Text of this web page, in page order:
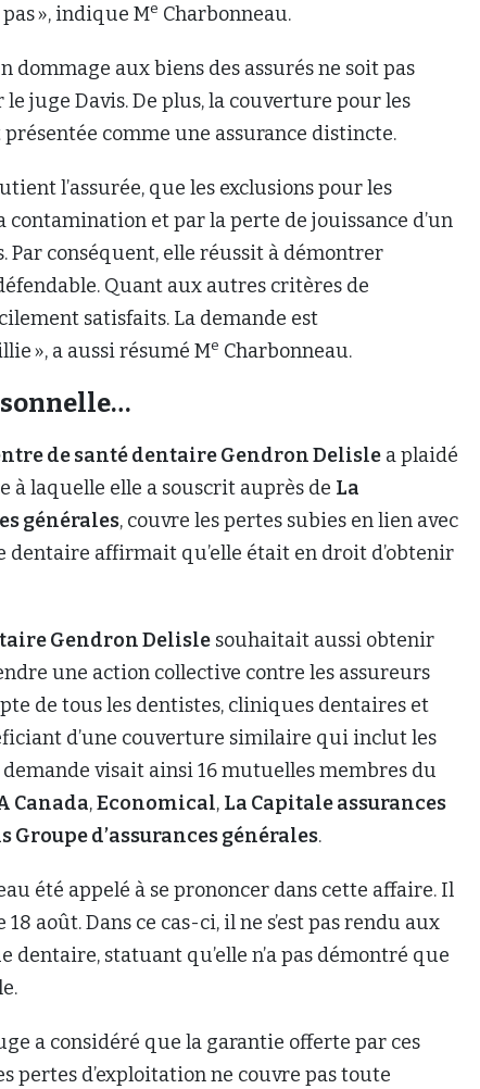
», indique Me Charbonneau.
dommage aux biens des assurés ne soit pas
juge Davis. De plus, la couverture pour les
comme une assurance distincte.
l’assurée, que les exclusions pour les
contamination et par la perte de jouissance d’un
Par conséquent, elle réussit à démontrer
Quant aux autres critères de
satisfaits. La demande est
», a aussi résumé Me Charbonneau.
de santé dentaire Gendron Delisle a plaidé
à laquelle elle a souscrit auprès de La
générales, couvre les pertes subies en lien avec
dentaire affirmait qu’elle était en droit d’obtenir
Gendron Delisle souhaitait aussi obtenir
une action collective contre les assureurs
de tous les dentistes, cliniques dentaires et
d’une couverture similaire qui inclut les
demande visait ainsi 16 mutuelles membres du
Canada,Economical, La Capitale assurances
Groupe d’assurances générales.
été appelé à se prononcer dans cette affaire. Il
août. Dans ce cas-ci, il ne s’est pas rendu aux
dentaire, statuant qu’elle n’a pas démontré que
a considéré que la garantie offerte par ces
pertes d’exploitation ne couvre pas toute